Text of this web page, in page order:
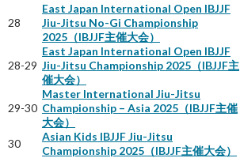
28
East Japan International Open IBJJF
Jiu-Jitsu No-Gi Championship
2025（IBJJF主催大会）
28-29
East Japan International Open IBJJF
Jiu-Jitsu Championship 2025（IBJJF主
催大会）
29-30
Master International Jiu-Jitsu
Championship – Asia 2025（IBJJF主催
大会）
30
Asian Kids IBJJF Jiu-Jitsu
Championship 2025（IBJJF主催大会）